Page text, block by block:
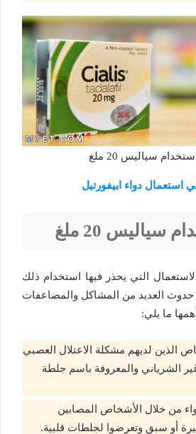
سياليس 20 ملغ
استعمال دواء ابيفورتيل
سياليس 20 ملغ
التي يحذر فيها استخدام ذلك
حدوث العديد من المشاكل والمضاعفات
ما يلي:
الذين لديهم مشكلة الاعتلال العصبي
الشرياني والمعروفة باسم جلطة
من خلال الأشخاص المصابين
أو سبق وتعرضوا لجلطات قلبية.